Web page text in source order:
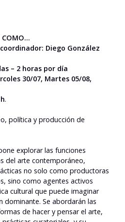
COMO…
Diego González
– 2 horas por día
30/07, Martes 05/08,
.
política y producción de
explorar las funciones
del arte contemporáneo,
no solo como productoras
sino como agentes activos
cultural que puede imaginar
dominante. Se abordarán las
de hacer y pensar el arte,